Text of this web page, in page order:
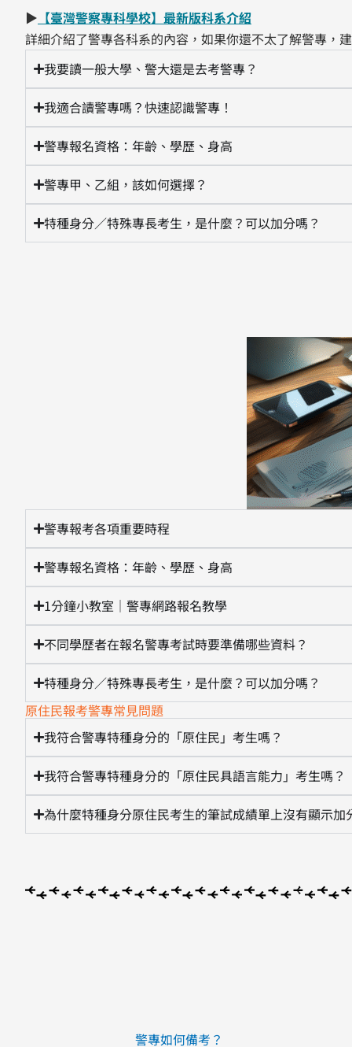
▶ 【臺灣警察專科學校】最新版科系介紹
詳細介紹了警專各科系的內容，如果你還不太了解警專，
我要讀一般大學、警大還是去考警專？
我適合讀警專嗎？快速認識警專！
警專報名資格：年齡、學歷、身高
警專甲、乙組，該如何選擇？
特種身分／特殊專長考生，是什麼？可以加分嗎？
警專報考各項重要時程
警專報名資格：年齡、學歷、身高
1分鐘小教室｜警專網路報名教學
不同學歷者在報名警專考試時要準備哪些資料？
特種身分／特殊專長考生，是什麼？可以加分嗎？
原住民報考警專常見問題
我符合警專特種身分的「原住民」考生嗎？
我符合警專特種身分的「原住民具語言能力」考生嗎？
為什麼特種身分原住民考生的筆試成績單上沒有顯示加
警專如何備考？